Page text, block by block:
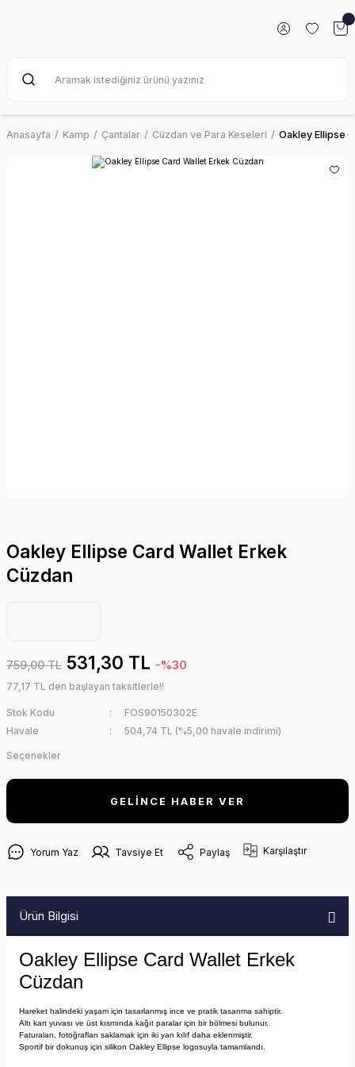
Anasayfa Kamp Çantalar Cüzdan ve Para Keseleri Oakley Ellipse
Oakley Ellipse Card Wallet Erkek
Cüzdan
759,00 TL 531,30 TL -%30
77,17 TL den başlayan taksitlerle!!
Stok Kodu
FOS90150302E
Havale
504,74 TL (%5,00 havale indirimi)
Seçenekler
GELİNCE HABER VER
Yorum Yaz Tavsiye Et Paylaş Karşılaştır
Ürün Bilgisi
Oakley Ellipse Card Wallet Erkek
Cüzdan
Hareket halindeki yaşam için tasarlanmış ince ve pratik tasarıma sahiptir.
Altı kart yuvası ve üst kısmında kağıt paralar için bir bölmesi bulunur.
Faturaları, fotoğrafları saklamak için iki yan kılıf daha eklenmiştir.
Sportif bir dokunuş için silikon Oakley Ellipse logosuyla tamamlandı.